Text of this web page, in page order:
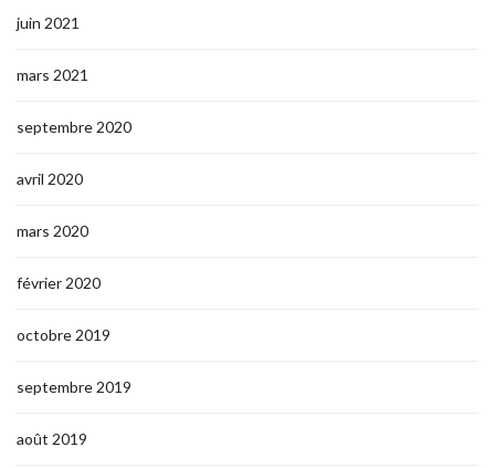
juin 2021
mars 2021
septembre 2020
avril 2020
mars 2020
février 2020
octobre 2019
septembre 2019
août 2019